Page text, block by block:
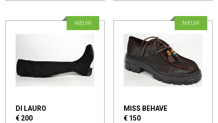
DI LAURO
€ 200
NIEUW
MISS BEHAVE
€ 150
NIEUW